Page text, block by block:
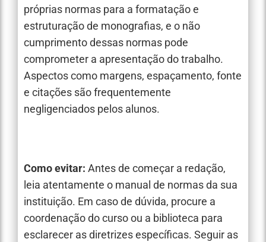
próprias normas para a formatação e
estruturação de monografias, e o não
cumprimento dessas normas pode
comprometer a apresentação do trabalho.
Aspectos como margens, espaçamento, fonte
e citações são frequentemente
negligenciados pelos alunos.
Como evitar: Antes de começar a redação,
leia atentamente o manual de normas da sua
instituição. Em caso de dúvida, procure a
coordenação do curso ou a biblioteca para
esclarecer as diretrizes específicas. Seguir as